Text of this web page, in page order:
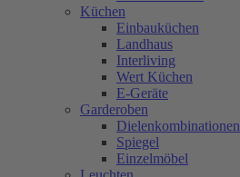
Küchen
Einbauküchen
Landhaus
Interliving
Wert Küchen
E-Geräte
Garderoben
Dielenkombinationen
Spiegel
Einzelmöbel